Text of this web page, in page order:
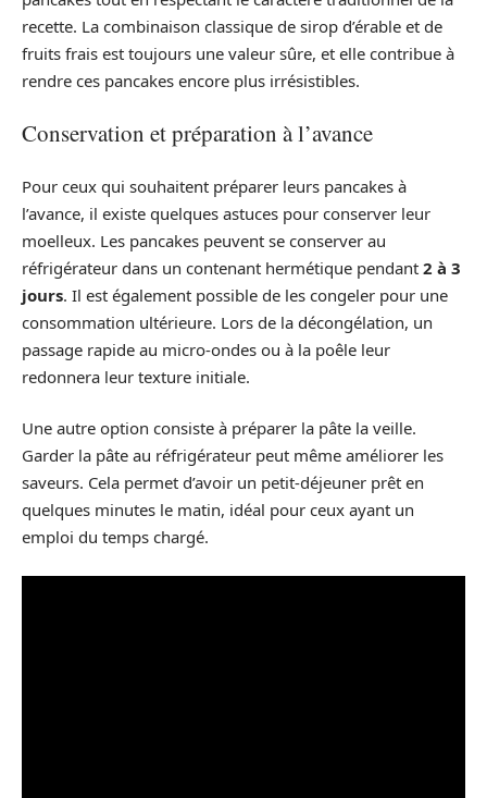
recette. La combinaison classique de sirop d’érable et de
fruits frais est toujours une valeur sûre, et elle contribue à
rendre ces pancakes encore plus irrésistibles.
Conservation et préparation à l’avance
Pour ceux qui souhaitent préparer leurs pancakes à
l’avance, il existe quelques astuces pour conserver leur
moelleux. Les pancakes peuvent se conserver au
réfrigérateur dans un contenant hermétique pendant 2 à 3
jours. Il est également possible de les congeler pour une
consommation ultérieure. Lors de la décongélation, un
passage rapide au micro-ondes ou à la poêle leur
redonnera leur texture initiale.
Une autre option consiste à préparer la pâte la veille.
Garder la pâte au réfrigérateur peut même améliorer les
saveurs. Cela permet d’avoir un petit-déjeuner prêt en
quelques minutes le matin, idéal pour ceux ayant un
emploi du temps chargé.